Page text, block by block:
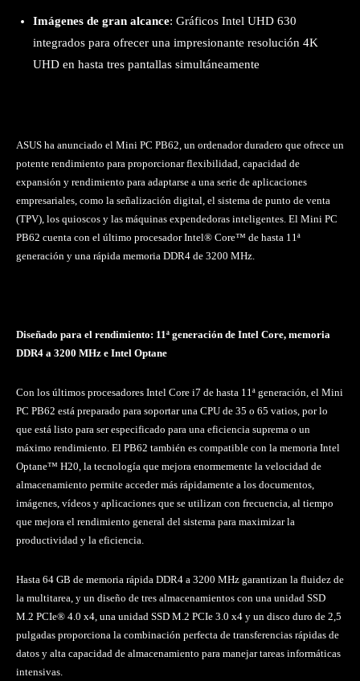
Imágenes de gran alcance: Gráficos Intel UHD 630
integrados para ofrecer una impresionante resolución 4K
UHD en hasta tres pantallas simultáneamente
ASUS ha anunciado el Mini PC PB62, un ordenador duradero que ofrece un
potente rendimiento para proporcionar flexibilidad, capacidad de
expansión y rendimiento para adaptarse a una serie de aplicaciones
empresariales, como la señalización digital, el sistema de punto de venta
(TPV), los quioscos y las máquinas expendedoras inteligentes. El Mini PC
PB62 cuenta con el último procesador Intel® Core™ de hasta 11ª
generación y una rápida memoria DDR4 de 3200 MHz.
Diseñado para el rendimiento: 11ª generación de Intel Core, memoria
DDR4 a 3200 MHz e Intel Optane
Con los últimos procesadores Intel Core i7 de hasta 11ª generación, el Mini
PC PB62 está preparado para soportar una CPU de 35 o 65 vatios, por lo
que está listo para ser especificado para una eficiencia suprema o un
máximo rendimiento. El PB62 también es compatible con la memoria Intel
Optane™ H20, la tecnología que mejora enormemente la velocidad de
almacenamiento permite acceder más rápidamente a los documentos,
imágenes, vídeos y aplicaciones que se utilizan con frecuencia, al tiempo
que mejora el rendimiento general del sistema para maximizar la
productividad y la eficiencia.
Hasta 64 GB de memoria rápida DDR4 a 3200 MHz garantizan la fluidez de
la multitarea, y un diseño de tres almacenamientos con una unidad SSD
M.2 PCIe® 4.0 x4, una unidad SSD M.2 PCIe 3.0 x4 y un disco duro de 2,5
pulgadas proporciona la combinación perfecta de transferencias rápidas de
datos y alta capacidad de almacenamiento para manejar tareas informáticas
intensivas.